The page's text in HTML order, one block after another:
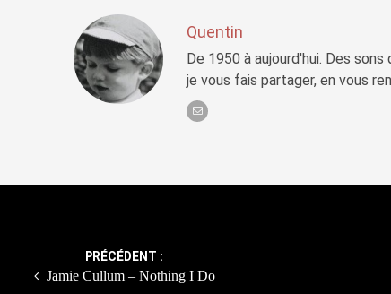
Quentin
De 1950 à aujourd'hui. Des
je vous fais partager, en vous
PRÉCÉDENT :
Jamie Cullum – Nothing I Do